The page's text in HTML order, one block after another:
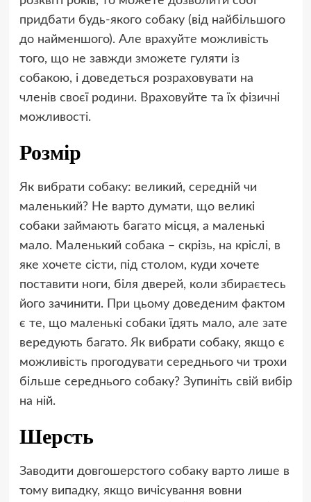
придбати будь-якого собаку (від найбільшого
до найменшого). Але врахуйте можливість
того, що не завжди зможете гуляти із
собакою, і доведеться розраховувати на
членів своєї родини. Враховуйте та їх фізичні
можливості.
Розмір
Як вибрати собаку: великий, середній чи
маленький? Не варто думати, що великі
собаки займають багато місця, а маленькі
мало. Маленький собака – скрізь, на кріслі, в
яке хочете сісти, під столом, куди хочете
поставити ноги, біля дверей, коли збираєтесь
його зачинити. При цьому доведеним фактом
є те, що маленькі собаки їдять мало, але зате
вередують багато. Як вибрати собаку, якщо є
можливість прогодувати середнього чи трохи
більше середнього собаку? Зупиніть свій вибір
на ній.
Шерсть
Заводити довгошерстого собаку варто лише в
тому випадку, якщо вичісування вовни